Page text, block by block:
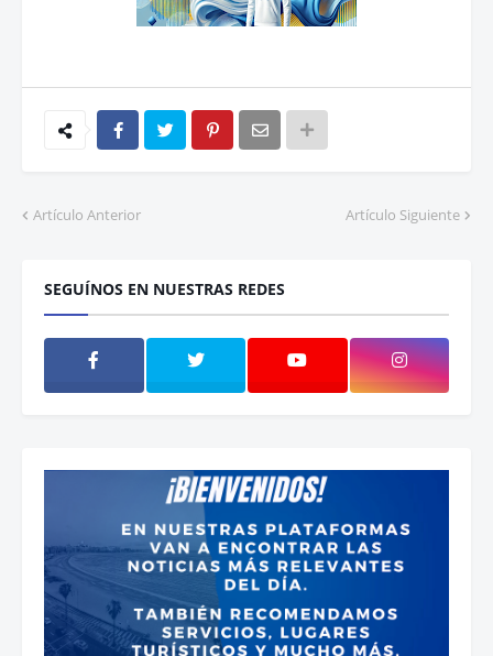
Artículo Anterior Artículo Siguiente
SEGUÍNOS EN NUESTRAS REDES